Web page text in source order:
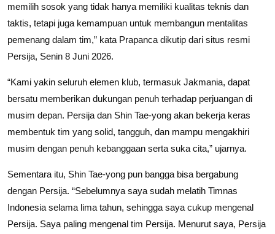
memilih sosok yang tidak hanya memiliki kualitas teknis dan
taktis, tetapi juga kemampuan untuk membangun mentalitas
pemenang dalam tim,” kata Prapanca dikutip dari situs resmi
Persija, Senin 8 Juni 2026.
“Kami yakin seluruh elemen klub, termasuk Jakmania, dapat
bersatu memberikan dukungan penuh terhadap perjuangan di
musim depan. Persija dan Shin Tae-yong akan bekerja keras
membentuk tim yang solid, tangguh, dan mampu mengakhiri
musim dengan penuh kebanggaan serta suka cita,” ujarnya.
Sementara itu, Shin Tae-yong pun bangga bisa bergabung
dengan Persija. “Sebelumnya saya sudah melatih Timnas
Indonesia selama lima tahun, sehingga saya cukup mengenal
Persija. Saya paling mengenal tim Persija. Menurut saya, Persija